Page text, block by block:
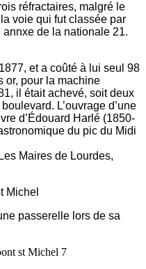
réfractaires, malgré le
voie qui fut classée par
annxe de la nationale 21.
et a coûté à lui seul 98
or, pour la machine
il était achevé, soit deux
L’ouvrage d’une
d’Édouard Harlé (1850-
du pic du Midi
Maires de Lourdes,
passerelle l ors de sa